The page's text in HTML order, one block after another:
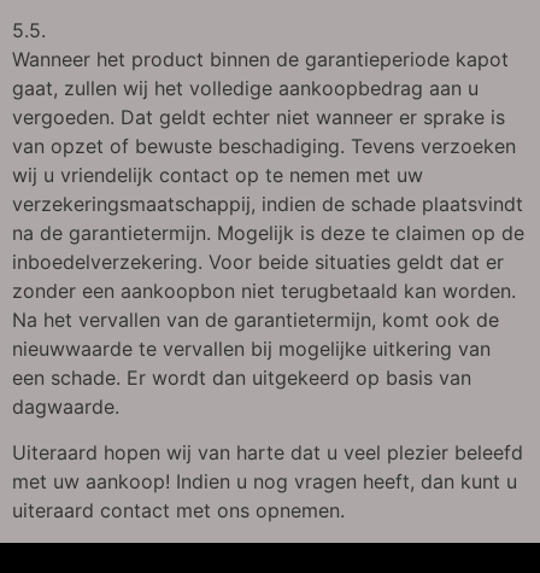
5.5.
Wanneer het product binnen de garantieperiode kapot
gaat, zullen wij het volledige aankoopbedrag aan u
vergoeden. Dat geldt echter niet wanneer er sprake is
van opzet of bewuste beschadiging. Tevens verzoeken
wij u vriendelijk contact op te nemen met uw
verzekeringsmaatschappij, indien de schade plaatsvindt
na de garantietermijn. Mogelijk is deze te claimen op de
inboedelverzekering. Voor beide situaties geldt dat er
zonder een aankoopbon niet terugbetaald kan worden.
Na het vervallen van de garantietermijn, komt ook de
nieuwwaarde te vervallen bij mogelijke uitkering van
een schade. Er wordt dan uitgekeerd op basis van
dagwaarde.
Uiteraard hopen wij van harte dat u veel plezier beleefd
met uw aankoop! Indien u nog vragen heeft, dan kunt u
uiteraard contact met ons opnemen.